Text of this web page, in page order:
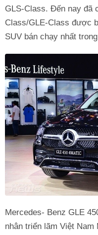
GLS-Class. Đến nay đã
Class/GLE-Class được
SUV bán chạy nhất
Mercedes- Benz GLE
nhân triển lãm Việt Nam